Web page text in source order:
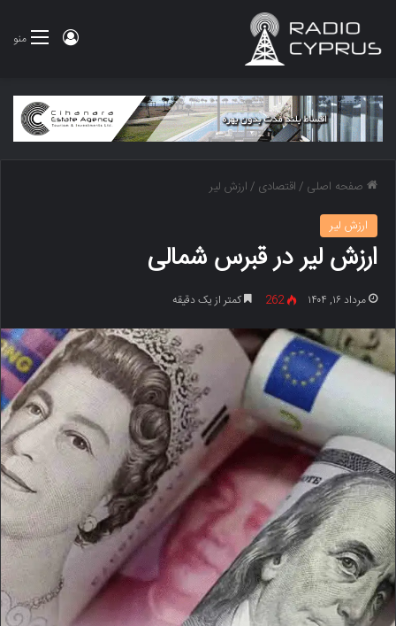
منو ورود
صفحه اصلی /اقتصادی /ارزش لیر
ارزش لیر
ارزش لیر در قبرس شمالی
مرداد ۱۶, ۱۴۰۴ 262 کمتر از یک دقیقه